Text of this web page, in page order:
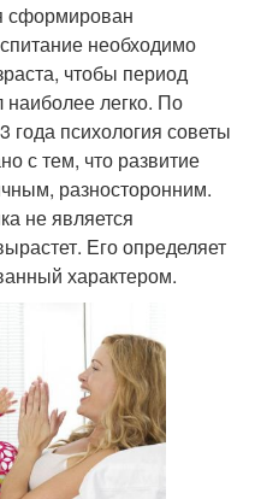
сформирован
необходимо
чтобы период
легко. По
года психология советы
с тем, что развитие
разносторонним.
не является
Его определяет
характером.